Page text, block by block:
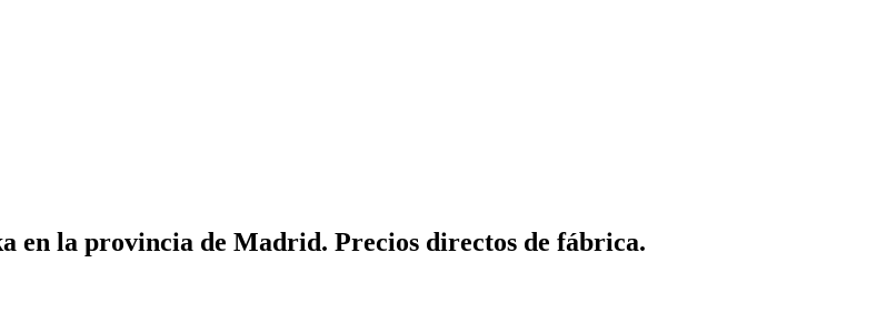
en la provincia de Madrid. Precios directos de fábrica.